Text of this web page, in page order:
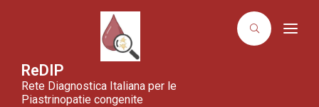
ReDIP
Rete Diagnostica Italiana per le
Piastrinopatie congenite
T